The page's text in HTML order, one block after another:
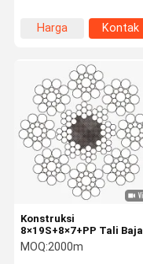
Harga
Kontak
Konstruksi
8×19S+8×7+PP Tali Baja
Lift Diameter Nominal 6
mm dengan Kekuatan
MOQ:2000m